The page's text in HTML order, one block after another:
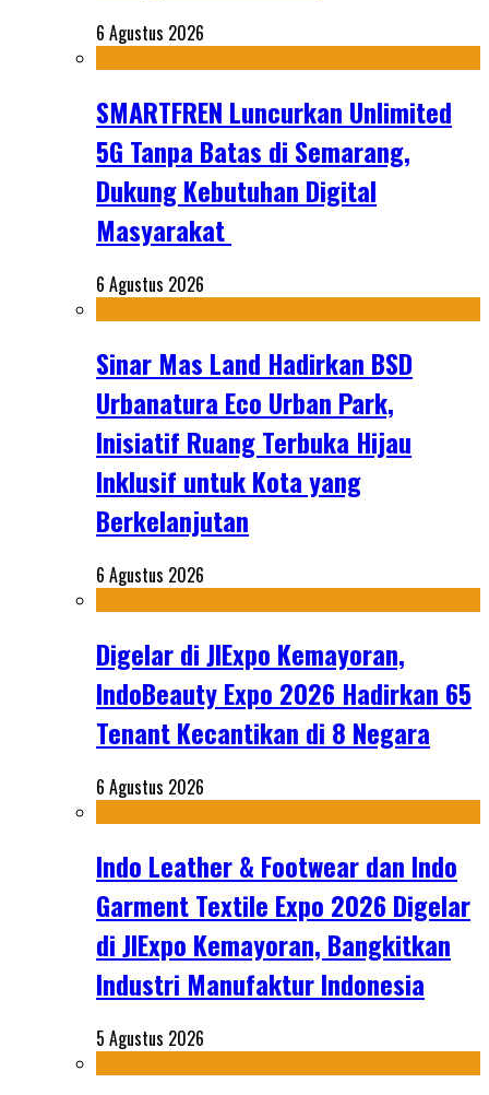
6 Agustus 2026
SMARTFREN Luncurkan Unlimited
5G Tanpa Batas di Semarang,
Dukung Kebutuhan Digital
Masyarakat
6 Agustus 2026
Sinar Mas Land Hadirkan BSD
Urbanatura Eco Urban Park,
Inisiatif Ruang Terbuka Hijau
Inklusif untuk Kota yang
Berkelanjutan
6 Agustus 2026
Digelar di JIExpo Kemayoran,
IndoBeauty Expo 2026 Hadirkan 65
Tenant Kecantikan di 8 Negara
6 Agustus 2026
Indo Leather & Footwear dan Indo
Garment Textile Expo 2026 Digelar
di JIExpo Kemayoran, Bangkitkan
Industri Manufaktur Indonesia
5 Agustus 2026